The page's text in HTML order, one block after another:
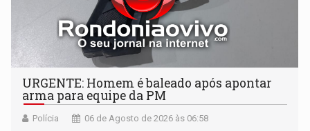
URGENTE: Homem é baleado após apontar
arma para equipe da PM
Polícia 06 de Agosto de 2026 às 06:58